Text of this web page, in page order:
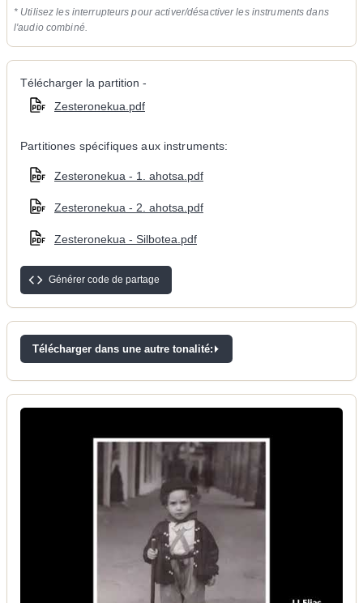
* Utilisez les interrupteurs pour activer/désactiver les instruments dans
l'audio combiné.
Télécharger la partition -
Zesteronekua.pdf
Partitiones spécifiques aux instruments:
Zesteronekua - 1. ahotsa.pdf
Zesteronekua - 2. ahotsa.pdf
Zesteronekua - Silbotea.pdf
Générer code de partage
Télécharger dans une autre tonalité: